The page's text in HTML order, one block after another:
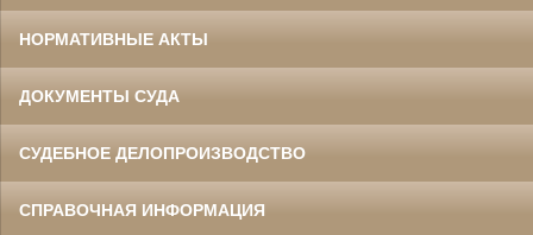
НОРМАТИВНЫЕ АКТЫ
ДОКУМЕНТЫ СУДА
СУДЕБНОЕ ДЕЛОПРОИЗВОДСТВО
СПРАВОЧНАЯ ИНФОРМАЦИЯ